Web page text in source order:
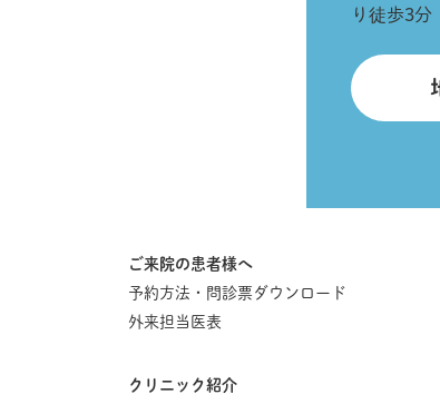
り徒歩3分
ご来院の患者様へ
予約方法・問診票ダウンロード
外来担当医表
クリニック紹介